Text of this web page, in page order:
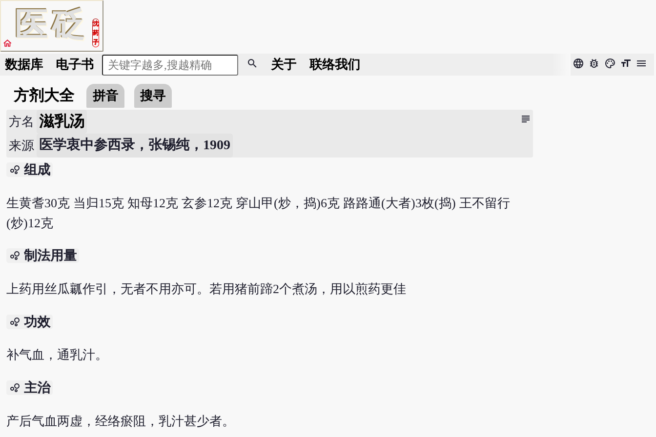
医砭
沈
药
子
home
数据库 电子书 search 关于 联络我们 language bug_report color_lens format_size menu
方剂大全 拼音 搜寻
subject
方名 滋乳汤
来源 医学衷中参西录，张锡纯，1909
bubble_chart 组成
生黄耆30克 当归15克 知母12克 玄参12克 穿山甲(炒，捣)6克 路路通(大者)3枚(捣) 王不留行
(炒)12克
bubble_chart 制法用量
上药用丝瓜瓤作引，无者不用亦可。若用猪前蹄2个煮汤，用以煎药更佳
bubble_chart 功效
补气血，通乳汁。
bubble_chart 主治
产后气血两虚，经络瘀阻，乳汁甚少者。